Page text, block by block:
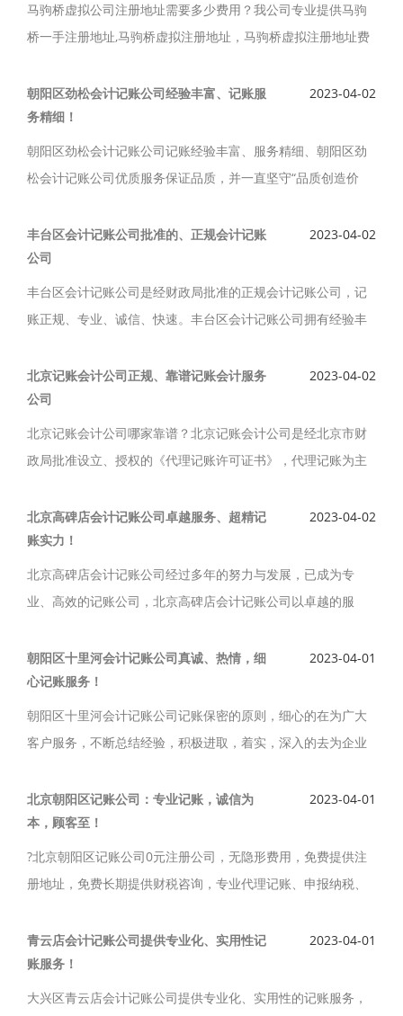
马驹桥虚拟公司注册地址需要多少费用？我公司专业提供马驹
桥一手注册地址,马驹桥虚拟注册地址，马驹桥虚拟注册地址费
费用1500元每年，可以免费提供公司注册服务。
朝阳区劲松会计记账公司经验丰富、记账服
务精细！
2023-04-02
朝阳区劲松会计记账公司记账经验丰富、服务精细、朝阳区劲
松会计记账公司优质服务保证品质，并一直坚守“品质创造价
量与服务水平。
丰台区会计记账公司批准的、正规会计记账
公司
2023-04-02
丰台区会计记账公司是经财政局批准的正规会计记账公司，记
账正规、专业、诚信、快速。丰台区会计记账公司拥有经验丰
的人员处理业务能力强，对税务政策了解透彻，是一支专业
化、高素质的代理会计记帐公司。
北京记账会计公司正规、靠谱记账会计服务
公司
2023-04-02
北京记账会计公司哪家靠谱？北京记账会计公司是经北京市财
政局批准设立、授权的《代理记账许可证书》，代理记账为主
规范的记账操作流程，在业界有良好的口碑和信誉。
北京高碑店会计记账公司卓越服务、超精记
账实力！
2023-04-02
北京高碑店会计记账公司经过多年的努力与发展，已成为专
业、高效的记账公司，北京高碑店会计记账公司以卓越的服
务疑难问题解决的一条龙公司。
朝阳区十里河会计记账公司真诚、热情，细
心记账服务！
2023-04-01
朝阳区十里河会计记账公司记账保密的原则，细心的在为广大
客户服务，不断总结经验，积极进取，着实，深入的去为企业
的态度为广大客户提供高质量，专业化的服务。
北京朝阳区记账公司：专业记账，诚信为
本，顾客至！
2023-04-01
?北京朝阳区记账公司0元注册公司，无隐形费用，免费提供注
册地址，免费长期提供财税咨询，专业代理记账、申报纳税、
注销等。北京朝阳区记账公司服务宗旨：诚信为本，顾客至
上。
青云店会计记账公司提供专业化、实用性记
账服务！
2023-04-01
大兴区青云店会计记账公司提供专业化、实用性的记账服务，